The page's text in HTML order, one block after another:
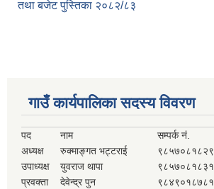
तथा बजेट पुस्तिका २०८२/८३
गाउँ कार्यपालिका सदस्य विवरण
पद नाम
सम्पर्क नं.
अध्यक्ष
रुक्माङ्गत भट्टराई
९८५७०८१८२९
उपाध्यक्ष
युवराज थापा
९८५७०८१८३१
प्रवक्ता
देवेन्द्र पुन
९८४९०१८७८१